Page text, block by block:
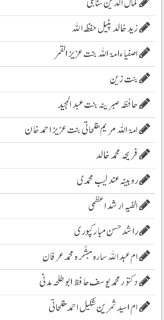
زیدخالد پٹیل حفظہ اللہ
اصفیاء امۃ اللہ بنت عزیز القمر
بنت زین
حافظہ صبرینہ بنت عبد المجید
امۃ اللہ مریم مفلحاتی بنت عزیز احمد خان
فریحہ محمد خالد
روبینہ عندلیب محمدی
الفیہ ارشد اعظمی
راشد حسن مبارکپوری
ام عبداللہ سارہ مبشّرہ محمد عرفان
دکتور محمد یوسف حافظ ابو طلحہ مدنی
ام اسید ثمرین شکیل احمد مفلحاتی